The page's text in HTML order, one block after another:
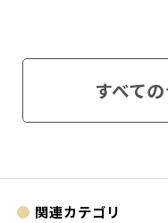
すべて
関連カテゴリ